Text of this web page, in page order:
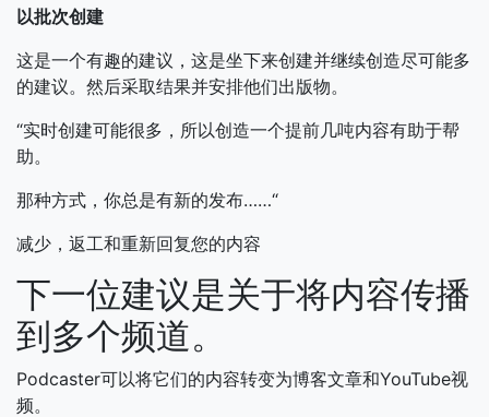
以批次创建
这是一个有趣的建议，这是坐下来创建并继续创造尽可能多
的建议。然后采取结果并安排他们出版物。
“实时创建可能很多，所以创造一个提前几吨内容有助于帮
助。
那种方式，你总是有新的发布……“
减少，返工和重新回复您的内容
下一位建议是关于将内容传播
到多个频道。
Podcaster可以将它们的内容转变为博客文章和YouTube视
频。